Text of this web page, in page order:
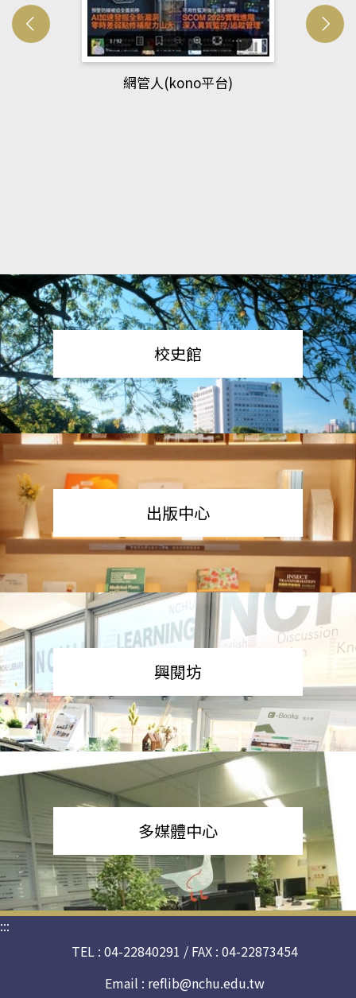
校史館
出版中心
興閱坊
多媒體中心
:::
TEL : 04-22840291 / FAX : 04-22873454
Email : reflib@nchu.edu.tw